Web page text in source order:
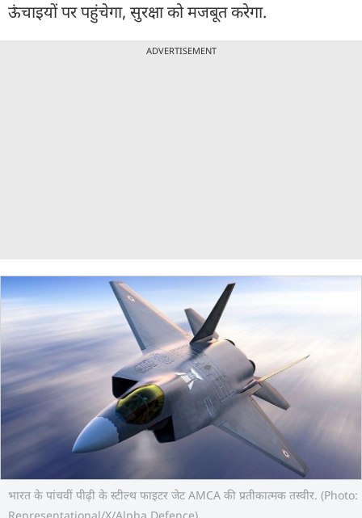
ऊंचाइयों पर पहुंचेगा, सुरक्षा को मजबूत करेगा.
ADVERTISEMENT
भारत के पांचवीं पीढ़ी के स्टील्थ फाइटर जेट AMCA की प्रतीकात्मक तस्वीर. (Photo: